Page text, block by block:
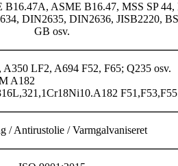
B16.47A, ASME B16.47, MSS SP
DIN2635, DIN2636, JISB2220,
GB osv.
A350 LF2, A694 F52, F65; Q235 osv.
A182
/ Antirustolie / Varmgalvaniseret